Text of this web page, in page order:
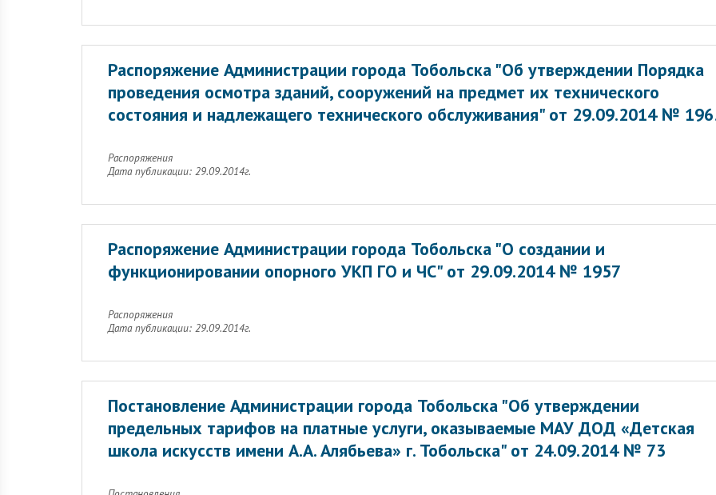
Распоряжение Администрации города Тобольска "Об утверждении Порядка
проведения осмотра зданий, сооружений на предмет их технического
состояния и надлежащего технического обслуживания" от 29.09.2014 №
Распоряжения
Дата публикации: 29.09.2014г.
Распоряжение Администрации города Тобольска "О создании и
функционировании опорного УКП ГО и ЧС" от 29.09.2014 № 1957
Распоряжения
Дата публикации: 29.09.2014г.
Постановление Администрации города Тобольска "Об утверждении
предельных тарифов на платные услуги, оказываемые МАУ ДОД «Детская
школа искусств имени А.А. Алябьева» г. Тобольска" от 24.09.2014 № 73